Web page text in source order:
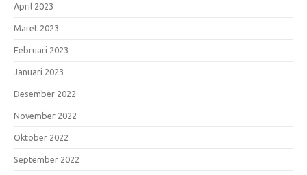
April 2023
Maret 2023
Februari 2023
Januari 2023
Desember 2022
November 2022
Oktober 2022
September 2022